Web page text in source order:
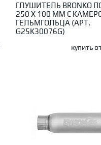
ГЛУШИТЕЛЬ BRONKO
250 Х 100 ММ С
ГЕЛЬМГОЛЬЦА (АРТ.
G25K30076G)
купить